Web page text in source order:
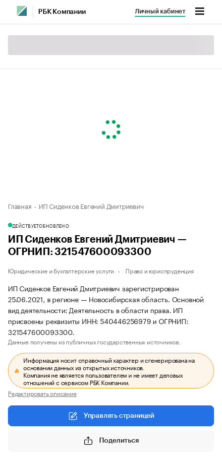
РБК Компании Личный кабинет
Главная ИП Сиденков Евгений Дмитриевич
ДЕЙСТВУЕТОБНОВЛЕНО
ИП Сиденков Евгений Дмитриевич —
ОГРНИП: 321547600093300
Юридические и бухгалтерские услуги Право и юриспруденция
ИП Сиденков Евгений Дмитриевич зарегистрирован
25.06.2021, в регионе — Новосибирская область. Основной
вид деятельности: Деятельность в области права. ИП
присвоены реквизиты ИНН: 540446256979 и ОГРНИП:
321547600093300.
Данные получены из публичных государственных источников.
Информация носит справочный характер и сгенерирована на
основании данных из открытых источников.
Компания не является пользователем и не имеет деловых
отношений с сервисом РБК Компании.
Редактировать описание
Управлять страницей
Поделиться